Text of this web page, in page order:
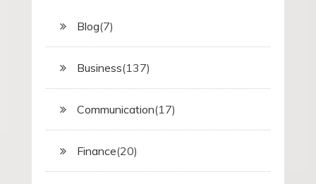
Blog(7)
Business(137)
Communication(17)
Finance(20)